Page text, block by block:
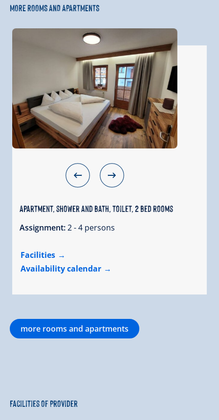
MORE ROOMS AND APARTMENTS
Apartment, shower and bath, toilet, 2 bed rooms
Assignment:2 - 4 persons
Facilities
Availability calendar
more rooms and apartments
Facilities of Provider